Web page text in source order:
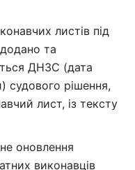
листів під
та
ДНЗС (дата
судового рішення,
лист, із тексту
оновлення
виконавців